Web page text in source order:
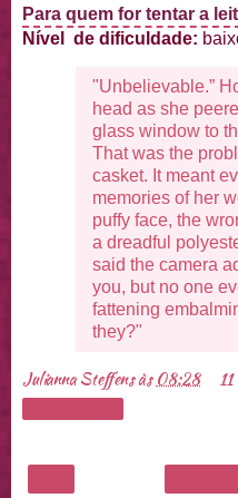
Para quem for tentar a
Nível de dificuldade:
"Unbelievable.”
head as she
glass window to
That was the
casket. It meant
memories of her
puffy face, the
a dreadful
said the camera
you, but no one
fattening
they?"
Julianna Steffensàs08:28